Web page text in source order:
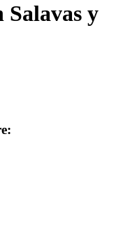
Salavas y